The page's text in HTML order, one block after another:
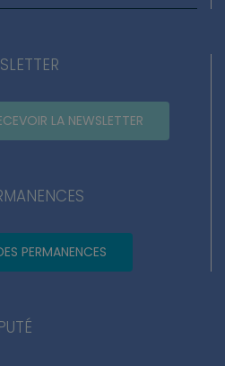
LA NEWSLETTER
PERMANENCES